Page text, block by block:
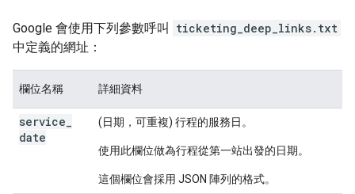
Google 會使用下列參數呼叫
ticketing_deep_links.txt
中定義的網址：
欄位名稱 詳細資料
service
date
(日期，可重複) 行程的服務日。
使用此欄位做為行程從第一站出發的日期。
這個欄位會採用 JSON 陣列的格式。